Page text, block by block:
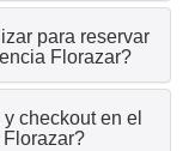
para reservar
Florazar?
checkout en el